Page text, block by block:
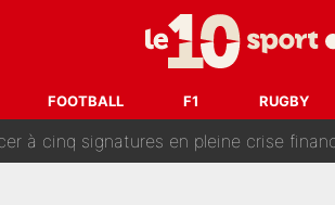
FOOTBALL F1 RUGBY
sur CNews, un ancien journaliste de
Pogacar : Le transfert qui effraie
signatures en pleine crise financière : L’IA